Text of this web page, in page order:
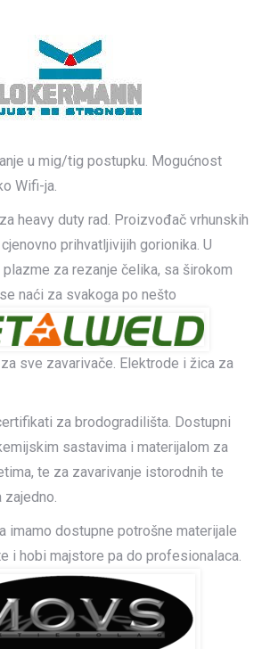
u mig/tig postupku. Mogućnost
Wifi-ja.
heavy duty rad. Proizvođač vrhunskih
prihvatljivijih gorionika. U
za rezanje čelika, sa širokom
naći za svakoga po nešto
sve zavarivače. Elektrode i žica za
za brodogradilišta. Dostupni
sastavima i materijalom za
te za zavarivanje istorodnih te
zajedno.
imamo dostupne potrošne materijale
i hobi majstore pa do profesionalaca.